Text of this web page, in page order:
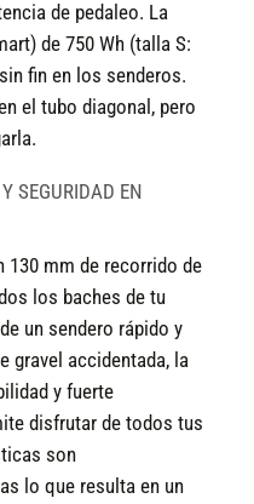
de pedaleo. La
de 750 Wh (talla S:
fin en los senderos.
el tubo diagonal, pero
SEGURIDAD EN
130 mm de recorrido de
los baches de tu
un sendero rápido y
gravel accidentada, la
y fuerte
disfrutar de todos tus
son
lo que resulta en un